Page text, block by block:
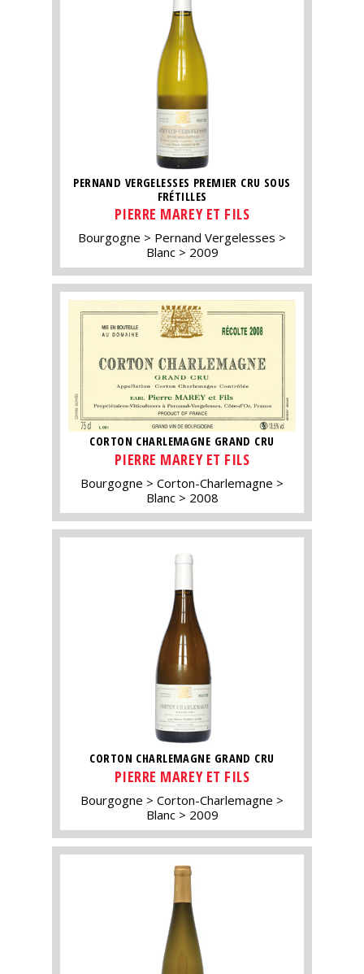
PERNAND VERGELESSES PREMIER CRU SOUS
FRÉTILLES
PIERRE MAREY ET FILS
Bourgogne
Pernand Vergelesses
Blanc
2009
CORTON CHARLEMAGNE GRAND CRU
PIERRE MAREY ET FILS
Bourgogne
Corton-Charlemagne
Blanc
2008
CORTON CHARLEMAGNE GRAND CRU
PIERRE MAREY ET FILS
Bourgogne
Corton-Charlemagne
Blanc
2009